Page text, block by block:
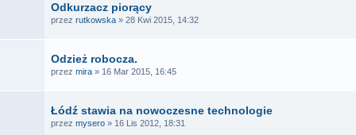
Odkurzacz piorący
przez rutkowska » 28 Kwi 2015, 14:32
Odzież robocza.
przez mira » 16 Mar 2015, 16:45
Łódź stawia na nowoczesne technologie
przez mysero » 16 Lis 2012, 18:31